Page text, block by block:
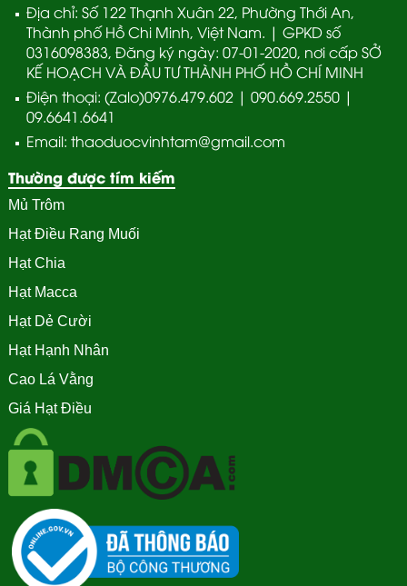
Địa chỉ: Số 122 Thạnh Xuân 22, Phường Thới An,
Thành phố Hồ Chi Minh, Việt Nam. | GPKD số
0316098383, Đăng ký ngày: 07-01-2020, nơi cấp SỞ
KẾ HOẠCH VÀ ĐẦU TƯ THÀNH PHỐ HỒ CHÍ MINH
Điện thoại: (Zalo)0976.479.602 | 090.669.2550 |
09.6641.6641
Email: thaoduocvinhtam@gmail.com
Thường được tím kiếm
Mủ Trôm
Hạt Điều Rang Muối
Hạt Chia
Hạt Macca
Hạt Dẻ Cười
Hạt Hạnh Nhân
Cao Lá Vằng
Giá Hạt Điều